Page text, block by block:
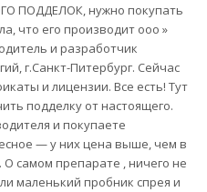
ПОДДЕЛОК, нужно покупать
что его производит ооо »
и разработчик
г.Санкт-Питербург. Сейчас
и лицензии. Все есть! Тут
подделку от настоящего.
и покупаете
— у них цена выше, чем в
О самом препарате , ничего не
маленький пробник спрея и